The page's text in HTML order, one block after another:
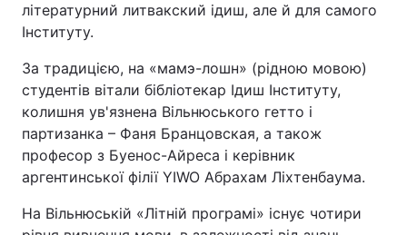
літературний литвакский ідиш, але й для самого
Інституту.
За традицією, на «мамэ-лошн» (рідною мовою)
студентів вітали бібліотекар Ідиш Інституту,
колишня ув'язнена Вільнюського гетто і
партизанка – Фаня Бранцовская, а також
професор з Буенос-Айреса і керівник
аргентинської філії YIWO Абрахам Ліхтенбаума.
На Вільнюській «Літній програмі» існує чотири